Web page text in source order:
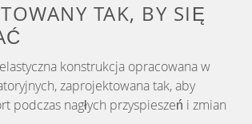
TAK, BY SIĘ
konstrukcja opracowana w
zaprojektowana tak, aby
podczas nagłych przyspieszeń i zmian